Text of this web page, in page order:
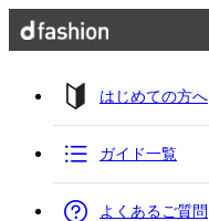
はじめての方へ
ガイド一覧
よくあるご質問